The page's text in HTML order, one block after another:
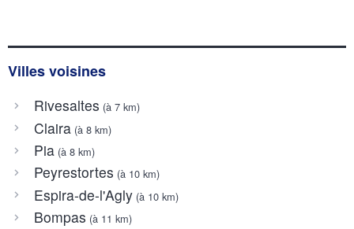
Villes voisines
Rivesaltes (à 7 km)
Claira(à 8 km)
Pia(à 8 km)
Peyrestortes (à 10 km)
Espira-de-l'Agly(à 10 km)
Bompas (à 11 km)